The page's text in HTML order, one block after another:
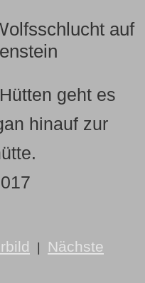
auf
geht es
hinauf zur
Nächste